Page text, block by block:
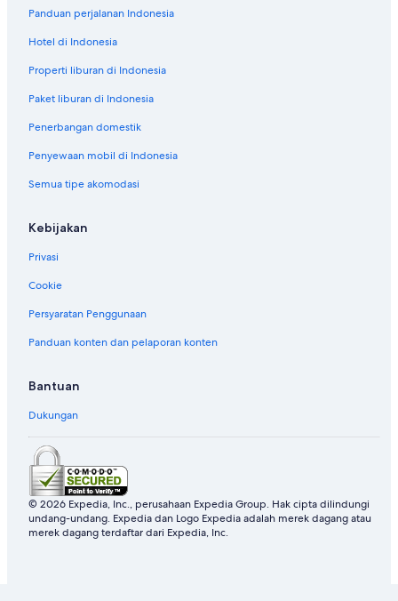
i
S
h
m
a
h
C
o
s
a
Panduan perjalanan Indonesia
Hotel di Indonesia
Properti liburan di Indonesia
Paket liburan di Indonesia
Penerbangan domestik
Penyewaan mobil di Indonesia
Semua tipe akomodasi
Kebijakan
Privasi
Cookie
Persyaratan Penggunaan
Panduan konten dan pelaporan konten
Bantuan
Dukungan
© 2026 Expedia, Inc., perusahaan Expedia Group. Hak cipta dilindungi
undang-undang. Expedia dan Logo Expedia adalah merek dagang atau
merek dagang terdaftar dari Expedia, Inc.